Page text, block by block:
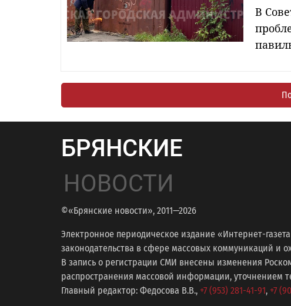
В
БРЯНСКИЕ
НОВОСТИ
©«Брянские новости», 2011—2026
Электронное периодическое издание «Интернет-
законодательства в сфере массовых коммуникаций и
В запись о регистрации СМИ внесены изменения
распространения массовой информации, уточнением
Главный редактор: Федосова В.В., +7 (953) 281-41-91, +7